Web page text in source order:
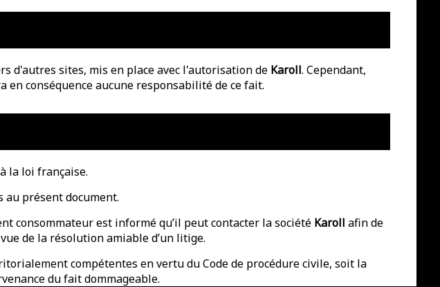
d'autres sites, mis en place avec l'autorisation de Karoll. Cependant,
conséquence aucune responsabilité de ce fait.
la loi française.
présent document.
consommateur est informé qu’il peut contacter la société Karoll afin de
de la résolution amiable d’un litige.
compétentes en vertu du Code de procédure civile, soit la
du fait dommageable.